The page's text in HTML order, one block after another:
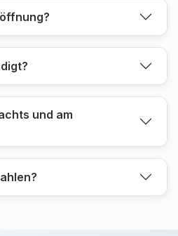
und am